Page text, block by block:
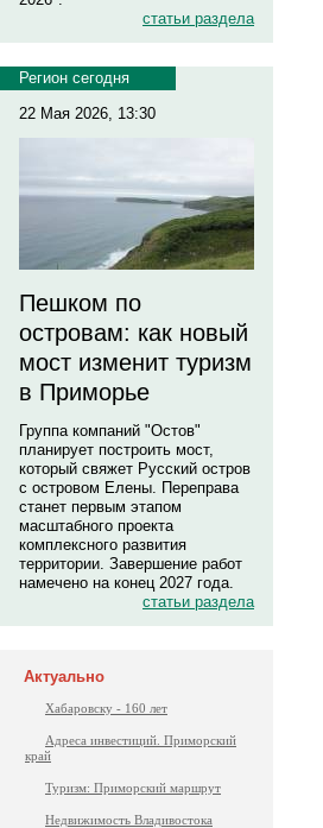
статьи раздела
Регион сегодня
22 Мая 2026, 13:30
Пешком по
островам: как новый
мост изменит туризм
в Приморье
Группа компаний "Остов"
планирует построить мост,
который свяжет Русский остров
с островом Елены. Переправа
станет первым этапом
масштабного проекта
комплексного развития
территории. Завершение работ
намечено на конец 2027 года.
статьи раздела
Актуально
Хабаровску - 160 лет
Адреса инвестиций. Приморский
край
Туризм: Приморский маршрут
Недвижимость Владивостока